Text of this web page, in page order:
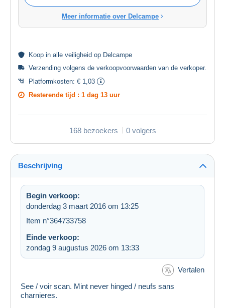
Meer informatie over Delcampe
Koop in alle veiligheid op Delcampe
Verzending volgens de verkoopvoorwaarden van de verkoper.
Platformkosten: € 1,03
Resterende tijd : 1 dag 13 uur
168 bezoekers 0 volgers
Beschrijving
Begin verkoop:
donderdag 3 maart 2016 om 13:25
Item n°364733758
Einde verkoop:
zondag 9 augustus 2026 om 13:33
Vertalen
See / voir scan. Mint never hinged / neufs sans
charnieres.